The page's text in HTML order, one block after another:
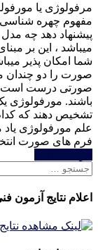
مرفولوژی یا
مفهوم چهره
پیشنهاد دهد چه
میباشد ، این بر
شما امکان پذیر
صورت را دو چندان
صورتی درست است
باشند. مورفولوژی
تشخیص دهند که
علم مورفولوژی
فرم های صورت
جستجو
اعلام نتایج